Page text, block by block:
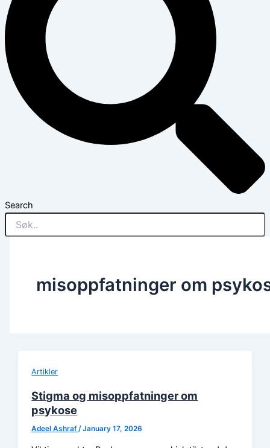
Search
misoppfatninger om
Artikler
Stigma og misoppfatninger om
psykose
Adeel Ashraf /January 17, 2026